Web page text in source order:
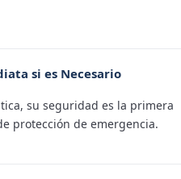
si es Necesario
su seguridad es la primera
protección de emergencia.